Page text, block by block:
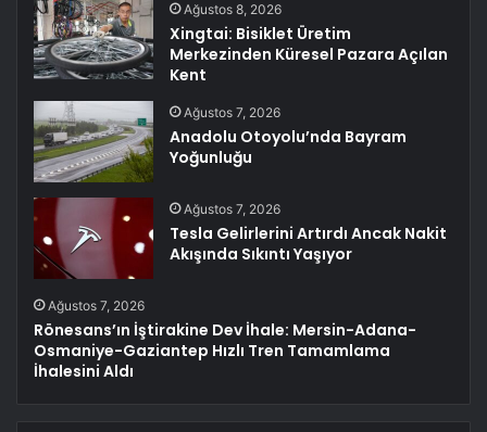
Ağustos 8, 2026
Xingtai: Bisiklet Üretim
Merkezinden Küresel Pazara Açılan
Kent
Ağustos 7, 2026
Anadolu Otoyolu’nda Bayram
Yoğunluğu
Ağustos 7, 2026
Tesla Gelirlerini Artırdı Ancak Nakit
Akışında Sıkıntı Yaşıyor
Ağustos 7, 2026
Rönesans’ın İştirakine Dev İhale: Mersin-Adana-
Osmaniye-Gaziantep Hızlı Tren Tamamlama
İhalesini Aldı